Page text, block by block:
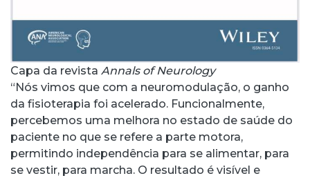
Capa da revista Annals of Neurology
“Nós vimos que com a neuromodulação, o ganho
da fisioterapia foi acelerado. Funcionalmente,
percebemos uma melhora no estado de saúde do
paciente no que se refere a parte motora,
permitindo independência para se alimentar, para
se vestir, para marcha. O resultado é visível e